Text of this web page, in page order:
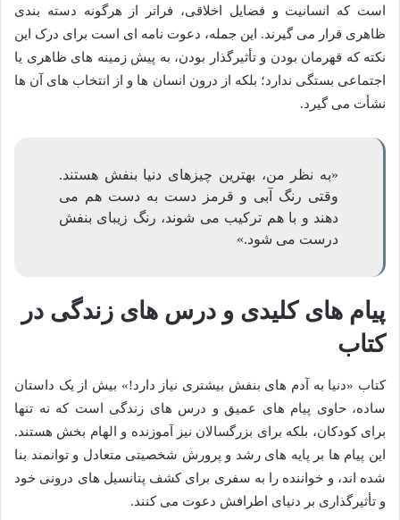
است که انسانیت و فضایل اخلاقی، فراتر از هرگونه دسته بندی
ظاهری قرار می گیرند. این جمله، دعوت نامه ای است برای درک این
نکته که قهرمان بودن و تأثیرگذار بودن، به پیش زمینه های ظاهری یا
اجتماعی بستگی ندارد؛ بلکه از درون انسان ها و از انتخاب های آن ها
نشأت می گیرد.
«به نظر من، بهترین چیزهای دنیا بنفش هستند.
وقتی رنگ آبی و قرمز دست به دست هم می
دهند و با هم ترکیب می شوند، رنگ زیبای بنفش
درست می شود.»
پیام های کلیدی و درس های زندگی در
کتاب
کتاب «دنیا به آدم های بنفش بیشتری نیاز دارد!» بیش از یک داستان
ساده، حاوی پیام های عمیق و درس های زندگی است که نه تنها
برای کودکان، بلکه برای بزرگسالان نیز آموزنده و الهام بخش هستند.
این پیام ها بر پایه های رشد و پرورش شخصیتی متعادل و توانمند بنا
شده اند، و خواننده را به سفری برای کشف پتانسیل های درونی خود
و تأثیرگذاری بر دنیای اطرافش دعوت می کنند.